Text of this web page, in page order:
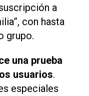
a
con hasta
grupo.
una prueba
usuarios.
especiales